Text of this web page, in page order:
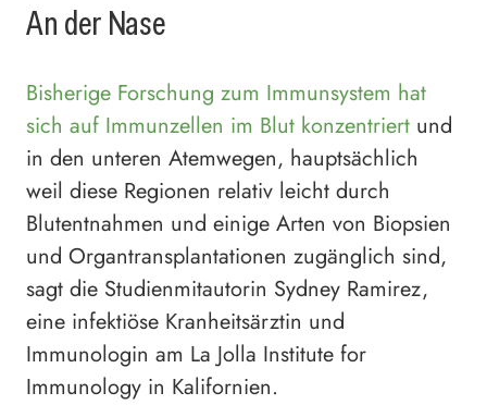
An der Nase
Bisherige Forschung zum Immunsystem hat
sich auf Immunzellen im Blut konzentriert und
in den unteren Atemwegen, hauptsächlich
weil diese Regionen relativ leicht durch
Blutentnahmen und einige Arten von Biopsien
und Organtransplantationen zugänglich sind,
sagt die Studienmitautorin Sydney Ramirez,
eine infektiöse Kranheitsärztin und
Immunologin am La Jolla Institute for
Immunology in Kalifornien.